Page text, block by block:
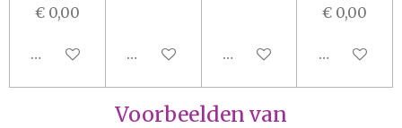
€ 0,00
In winkelwagenIn winkelwagenIn winkelwagen
€ 0,00
In
Voorbeelden van